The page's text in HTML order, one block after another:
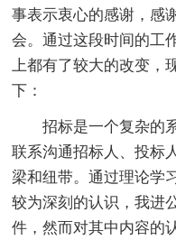
事表示衷心的感谢，感
会。通过这段时间的工
上都有了较大的改变，
下：
招标是一个复杂的系
联系沟通招标人、投标
梁和纽带。通过理论学
较为深刻的认识，我进
件，然而对其中内容的